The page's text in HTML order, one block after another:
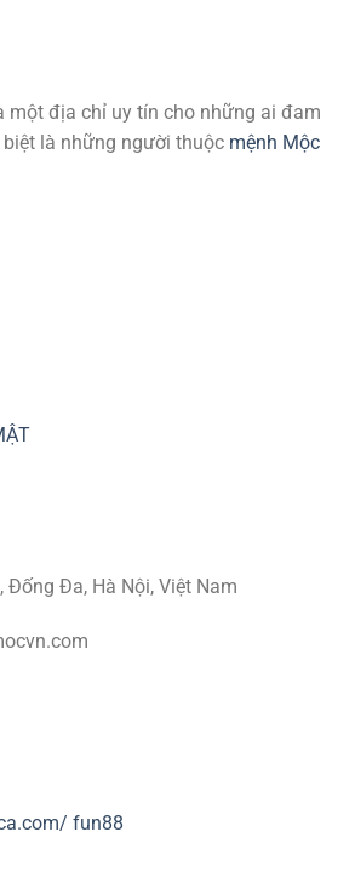
một địa chỉ uy tín cho những ai đam
là những người thuộc mệnh Mộc
Đống Đa, Hà Nội, Việt Nam
fun88